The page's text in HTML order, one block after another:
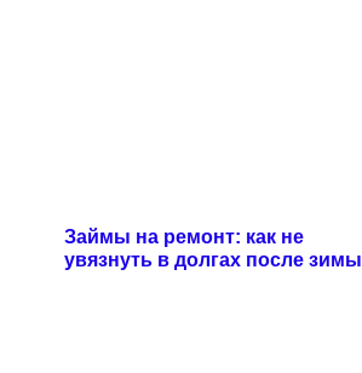
Займы на ремонт: как не
увязнуть в долгах после зимы